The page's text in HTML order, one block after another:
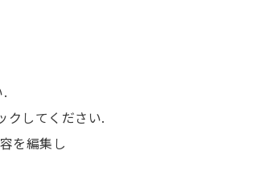
クしてください.
を編集し